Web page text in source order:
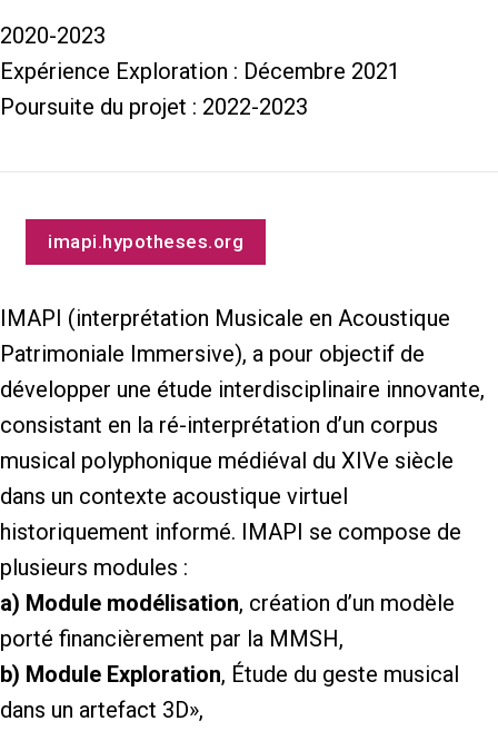
IMAPI (interprétation Musicale en Acoustique
Patrimoniale Immersive), a pour objectif de
développer une étude interdisciplinaire innovante,
consistant en la ré-interprétation d’un corpus
musical polyphonique médiéval du XIVe siècle
dans un contexte acoustique virtuel
historiquement informé. IMAPI se compose de
plusieurs modules :
a) Module modélisation, création d’un modèle
porté financièrement par la MMSH,
b) Module Exploration, Étude du geste musical
dans un artefact 3D»,
2020-2023
Expérience Exploration : Décembre 2021
Poursuite du projet : 2022-2023
imapi.hypotheses.org